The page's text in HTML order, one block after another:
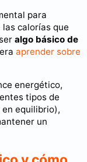
para
calorías que
algo básico de
aprender sobre
energético,
tipos de
equilibrio),
un